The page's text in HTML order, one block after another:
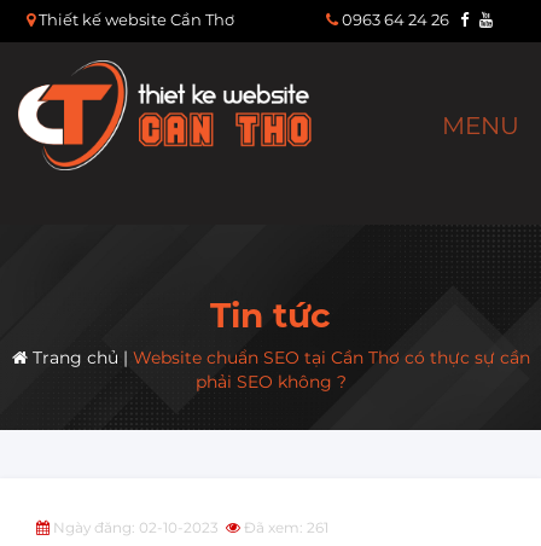
Thiết kế website Cần Thơ 0963 64 24 26
Tin tức
Trang chủ | Website chuẩn SEO tại Cần Thơ có thực sự cần
phải SEO không ?
Ngày đăng: 02-10-2023 Đã xem: 261
MENU